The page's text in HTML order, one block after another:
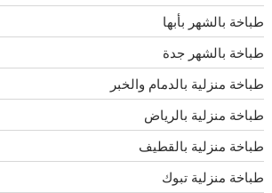
طباخة بالشهر بأبها
طباخة بالشهر جدة
طباخة منزلية بالدمام والخبر
طباخة منزلية بالرياض
طباخة منزلية بالقطيف
طباخة منزلية تبوك